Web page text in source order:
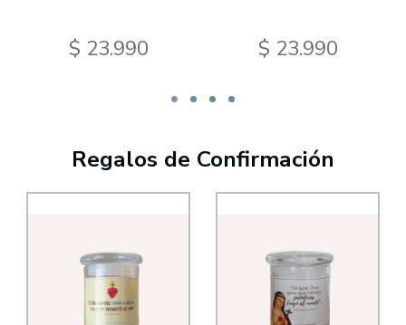
$ 23.990 $ 23.990
Regalos de Confirmación